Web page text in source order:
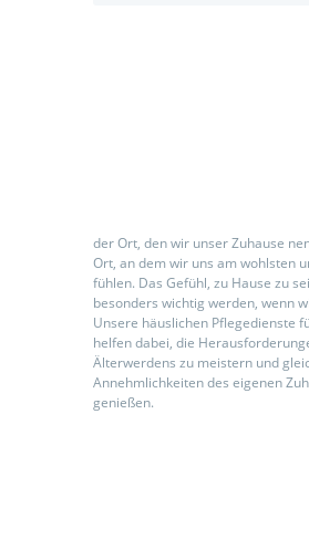
der Ort, den wir unser Zuhause
Ort, an dem wir uns am wohlsten
fühlen. Das Gefühl, zu Hause zu
besonders wichtig werden, wenn
Unsere häuslichen Pflegedienste
helfen dabei, die
Älterwerdens zu meistern und
Annehmlichkeiten des eigenen
genießen.